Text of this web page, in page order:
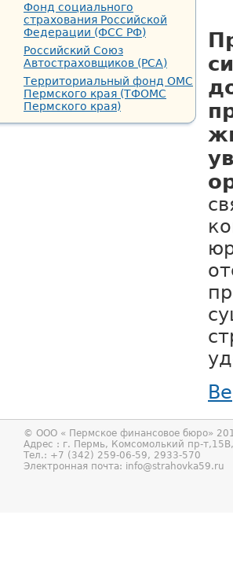
Фонд социального
страхования Российской
Федерации (ФСС РФ)
Российский Союз
Автостраховщиков (РСА)
Территориальный фонд ОМС
Пермского края (ТФОМС
Пермского края)
© ООО « Пермское финансовое бюро»
Адрес : г. Пермь, Комсомолький пр-
Тел.: +7 (342) 259-06-59, 2933-570
Электронная почта: info@strahovka59.ru